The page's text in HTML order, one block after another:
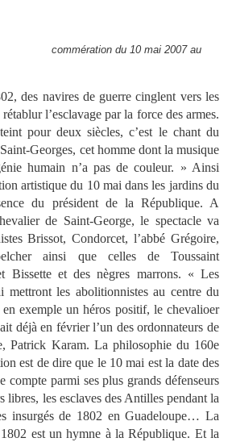
commération du 10 mai 2007 au
des navires de guerre cinglent vers les
l’esclavage par la force des armes.
pour deux siècles, c’est le chant du
Georges, cet homme dont la musique
humain n’a pas de couleur. » Ainsi
artistique du 10 mai dans les jardins du
du président de la République. A
de Saint-George, le spectacle va
Brissot, Condorcet, l’abbé Grégoire,
ainsi que celles de Toussaint
Bissette et des nègres marrons. « Les
mettront les abolitionnistes au centre du
exemple un héros positif, le chevalioer
déjà en février l’un des ordonnateurs de
Patrick Karam. La philosophie du 160e
est de dire que le 10 mai est la date des
compte parmi ses plus grands défenseurs
libres, les esclaves des Antilles pendant la
insurgés de 1802 en Guadeloupe… La
est un hymne à la République. Et la